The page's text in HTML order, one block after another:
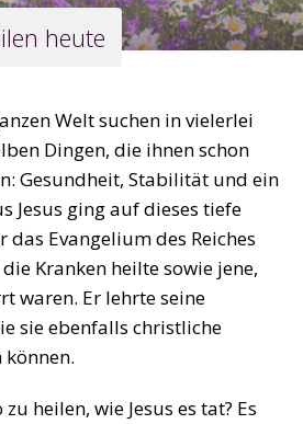
heute
Welt suchen in vielerlei
Dingen, die ihnen schon
Gesundheit, Stabilität und ein
Jesus ging auf dieses tiefe
das Evangelium des Reiches
Kranken heilte sowie jene,
waren. Er lehrte seine
sie ebenfalls christliche
heilen, wie Jesus es tat? Es